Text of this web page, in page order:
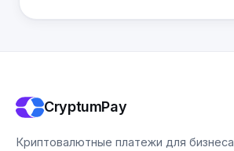
CryptumPay
Криптовалютные платежи для бизнеса